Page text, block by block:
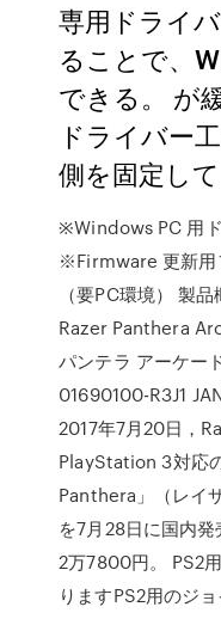
専用ドライ
ることで、
できる。 が
ドライバー
側を固定して
※Windows PC 用
※Firmware 更新用
（要PC環境） 製
Razer Panthera
パンテラ アーケー
01690100-R3J1
2017年7月20日，
PlayStation 3対応
Panthera」（レイ
を7月28日に国内
2万7800円。 PS2
りますPS2用のジ